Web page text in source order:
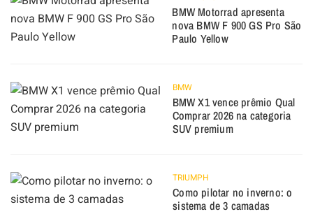
BMW Motorrad apresenta
nova BMW F 900 GS Pro São
Paulo Yellow
BMW
BMW X1 vence prêmio Qual
Comprar 2026 na categoria
SUV premium
TRIUMPH
Como pilotar no inverno: o
sistema de 3 camadas